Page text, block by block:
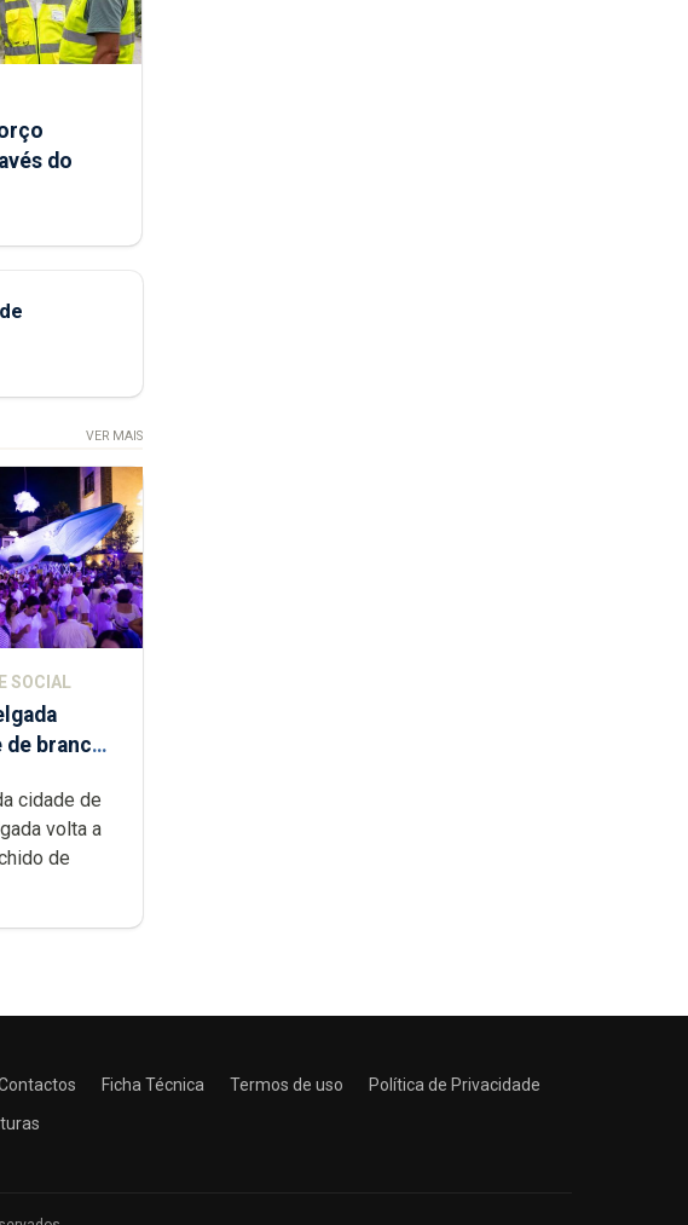
do
VER MAIS
SOCIAL
de branco
cidade de
volta a
de
Ficha Técnica Termos de uso
Política de Privacidade